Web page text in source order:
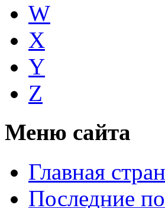
W
X
Y
Z
Меню сайта
Главная
Последние